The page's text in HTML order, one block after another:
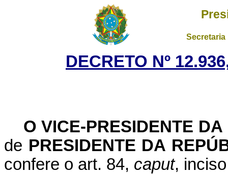
DECRETO Nº
O VICE-PRESIDENTE
de PRESIDENTE DA
confere o art. 84, caput,